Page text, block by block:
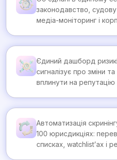
законодавство, судову
медіа-моніторинг і
Єдиний дашборд
сигналізує про зміни
вплинути на репутацію
Автоматизація
100 юрисдикціях:
списках, watchlist’ах і